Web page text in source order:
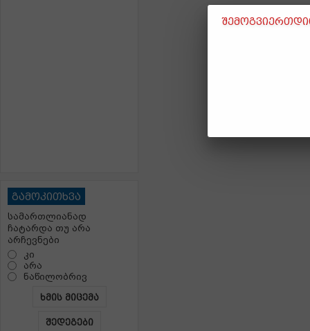
გამოკითხვა
სამართლიანად
ჩატარდა თუ არა
არჩევნები
კი
არა
ნაწილობრივ
ხმის მიცემა
შედეგები